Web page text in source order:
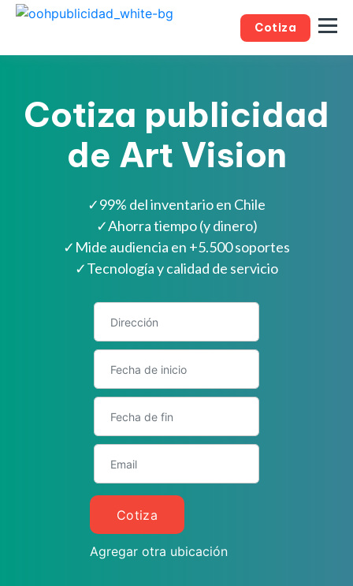
Cotiza
Cotiza publicidad
de Art Vision
✓99% del inventario en Chile
✓Ahorra tiempo (y dinero)
✓ Mide audiencia en +5.500 soportes
✓Tecnología y calidad de servicio
Cotiza
Agregar otra ubicación